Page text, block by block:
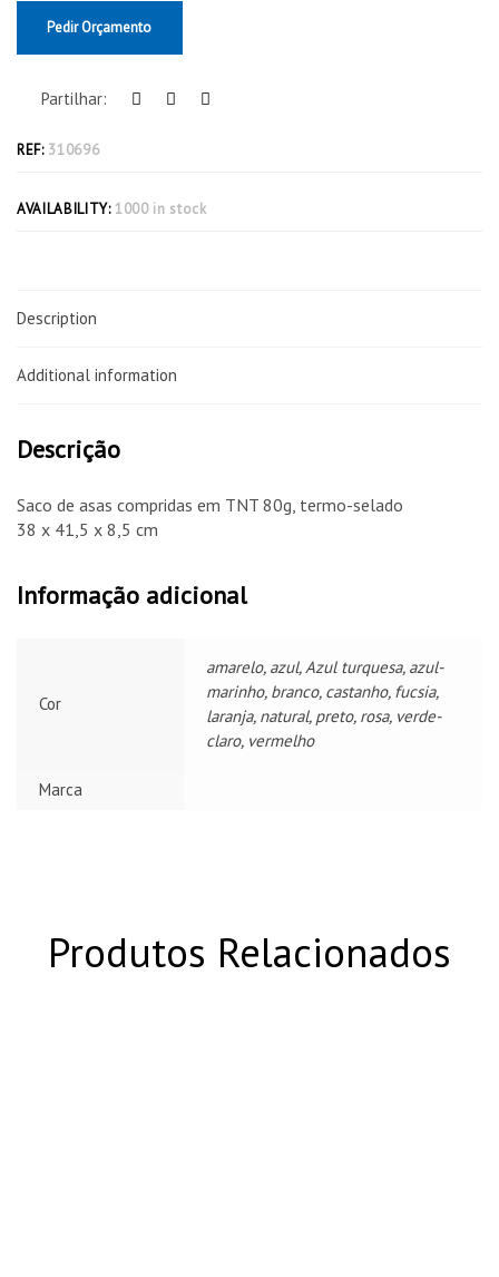
Pedir Orçamento
Partilhar:
REF: 310696
AVAILABILITY: 1000 in stock
Description
Additional information
Descrição
Saco de asas compridas em TNT 80g, termo-selado
38 x 41,5 x 8,5 cm
Informação adicional
Cor
amarelo, azul, Azul turquesa, azul-
marinho, branco, castanho, fucsia,
laranja, natural, preto, rosa, verde-
claro, vermelho
Marca
Produtos Relacionados